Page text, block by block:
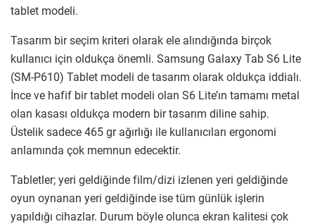
tablet modeli.
Tasarım bir seçim kriteri olarak ele alındığında birçok
kullanıcı için oldukça önemli. Samsung Galaxy Tab S6 Lite
(SM-P610) Tablet modeli de tasarım olarak oldukça iddialı.
İnce ve hafif bir tablet modeli olan S6 Lite’ın tamamı metal
olan kasası oldukça modern bir tasarım diline sahip.
Üstelik sadece 465 gr ağırlığı ile kullanıcıları ergonomi
anlamında çok memnun edecektir.
Tabletler; yeri geldiğinde film/dizi izlenen yeri geldiğinde
oyun oynanan yeri geldiğinde ise tüm günlük işlerin
yapıldığı cihazlar. Durum böyle olunca ekran kalitesi çok